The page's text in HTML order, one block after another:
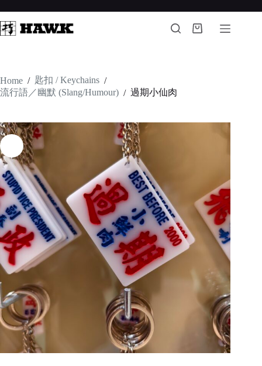
to
content
Shopping
Home / 匙扣 / Keychains /
流行語／幽默 (Slang/Humour) / 過期小仙肉